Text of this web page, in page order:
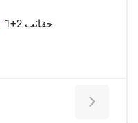
1+2 حقائب